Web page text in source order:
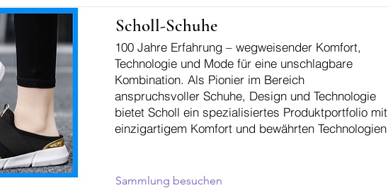
Scholl-Schuhe
100 Jahre Erfahrung – wegweisender Komfort,
Technologie und Mode für eine unschlagbare
Kombination. Als Pionier im Bereich
anspruchsvoller Schuhe, Design und Technologie
bietet Scholl ein spezialisiertes Produktportfolio mit
einzigartigem Komfort und bewährten Technologien
Sammlung besuchen